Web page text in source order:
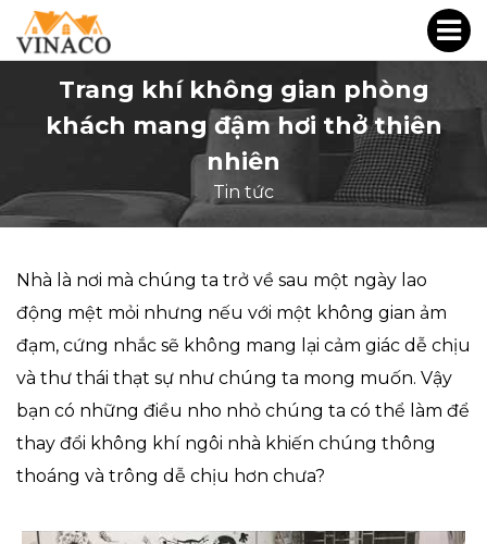
Trang khí không gian phòng
khách mang đậm hơi thở thiên
nhiên
Tin tức
Nhà là nơi mà chúng ta trở về sau một ngày lao
động mệt mỏi nhưng nếu với một không gian ảm
đạm, cứng nhắc sẽ không mang lại cảm giác dễ chịu
và thư thái thạt sự như chúng ta mong muốn. Vậy
bạn có những điều nho nhỏ chúng ta có thể làm để
thay đổi không khí ngôi nhà khiến chúng thông
thoáng và trông dễ chịu hơn chưa?